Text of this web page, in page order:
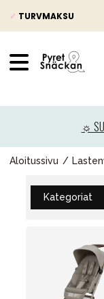
✓ TURVMAKSU
☼
Aloitussivu
Kategoriat